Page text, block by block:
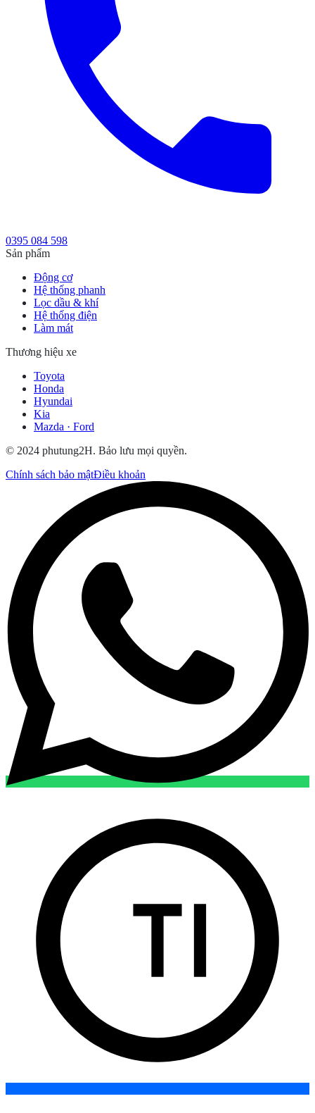
0395 084 598
Sản phẩm
Động cơ
Hệ thống phanh
Lọc dầu & khí
Hệ thống điện
Làm mát
Thương hiệu xe
Toyota
Honda
Hyundai
Kia
Mazda · Ford
© 2024 phutung2H. Bảo lưu mọi quyền.
Chính sách bảo mậtĐiều khoản